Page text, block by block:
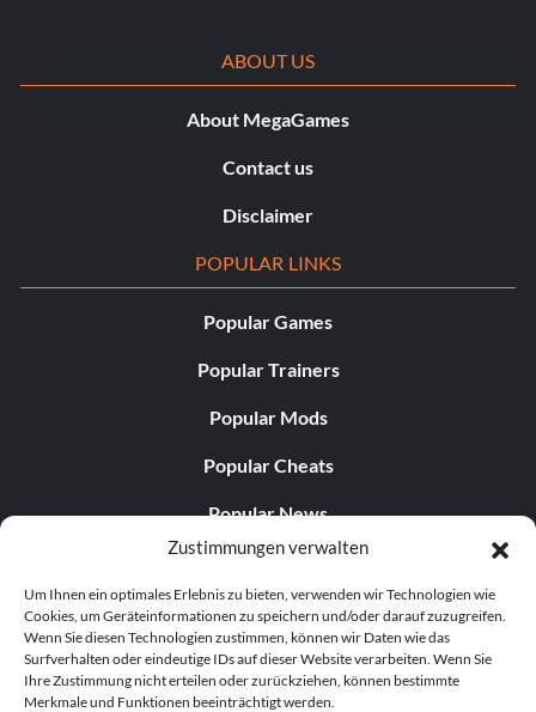
Zustimmungen verwalten
Um Ihnen ein optimales Erlebnis zu bieten, verwenden wir Technologien wie
Cookies, um Geräteinformationen zu speichern und/oder darauf zuzugreifen.
Wenn Sie diesen Technologien zustimmen, können wir Daten wie das
Surfverhalten oder eindeutige IDs auf dieser Website verarbeiten. Wenn Sie
Ihre Zustimmung nicht erteilen oder zurückziehen, können bestimmte
Merkmale und Funktionen beeinträchtigt werden.
ABOUT US
About MegaGames
Contact us
Disclaimer
POPULAR LINKS
Popular Games
Popular Trainers
Popular Mods
Popular Cheats
Popular News
Popular Editorials
Popular Free Games
LATEST UPDATES